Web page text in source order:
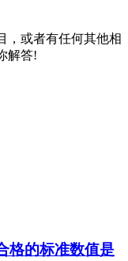
，或者有任何其他相
解答!
格的标准数值是